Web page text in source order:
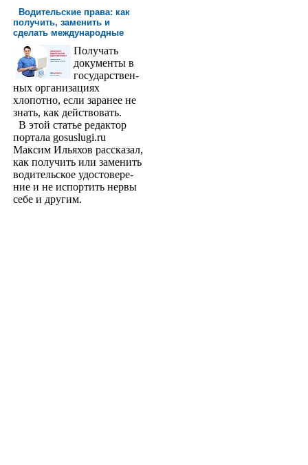
Водительские права: как
получить, заменить и
сделать международ­ные
Получать
доку­менты в
государствен­
ных организациях
хлопотно, если заранее не
знать, как действовать.
В этой статье редактор
портала gosuslugi.ru
Максим Ильяхов рассказал,
как получить или заменить
водительское удостовере­
ние и не испортить нервы
себе и другим.